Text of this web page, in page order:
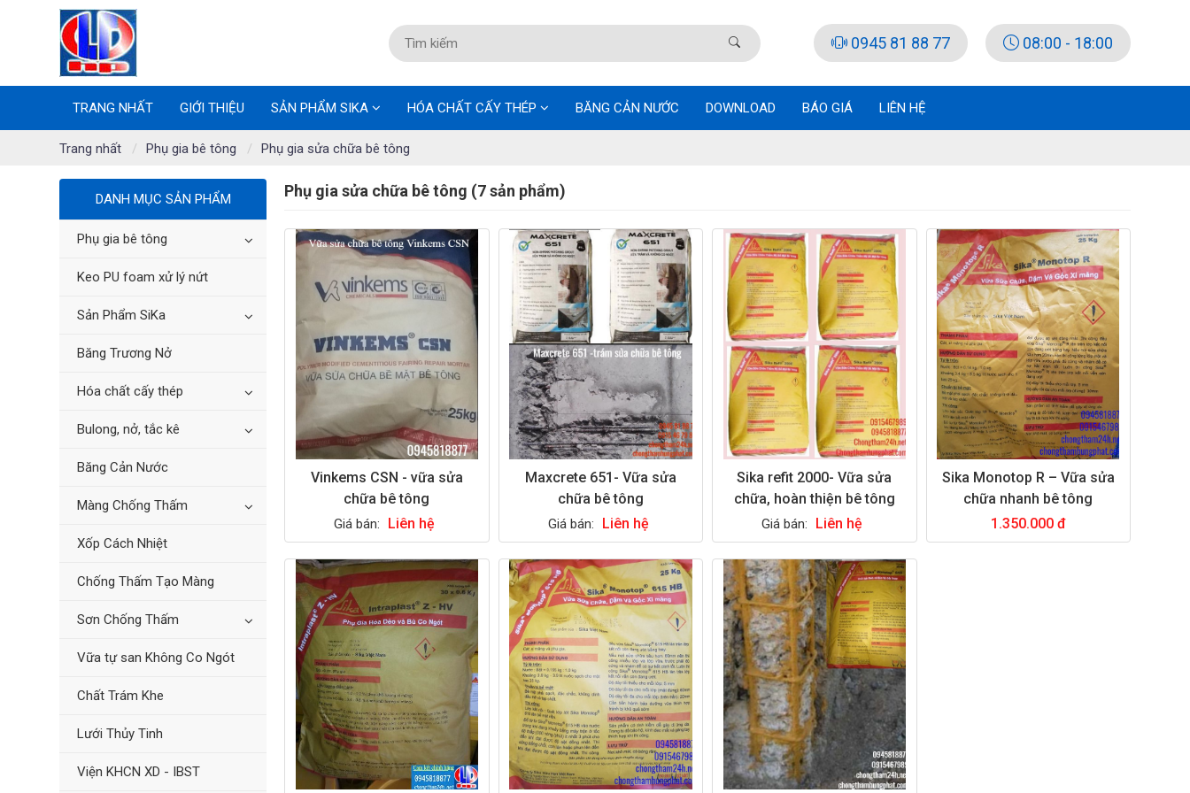
0945 81 88 77 08:00 - 18:00
TRANG NHẤT GIỚI THIỆU SẢN PHẨM SIKA HÓA CHẤT CẤY THÉP BĂNG CẢN NƯỚC DOWNLOAD BÁO GIÁ LIÊN HỆ
Trang nhất Phụ gia bê tông Phụ gia sửa chữa bê tông
Phụ gia sửa chữa bê tông (7 sản phẩm)
Vinkems CSN - vữa sửa
chữa bê tông
Giá bán: Liên hệ
Maxcrete 651- Vữa sửa
chữa bê tông
Giá bán: Liên hệ
Sika refit 2000- Vữa sửa
chữa, hoàn thiện bê tông
Giá bán: Liên hệ
Sika Monotop R – Vữa sửa
chữa nhanh bê tông
1.350.000 đ
DANH MỤC SẢN PHẨM
Phụ gia bê tông
Keo PU foam xử lý nứt
Sản Phẩm SiKa
Băng Trương Nở
Hóa chất cấy thép
Bulong, nở, tắc kê
Băng Cản Nước
Màng Chống Thấm
Xốp Cách Nhiệt
Chống Thấm Tạo Màng
Sơn Chống Thấm
Vữa tự san Không Co Ngót
Chất Trám Khe
Lưới Thủy Tinh
Viện KHCN XD - IBST